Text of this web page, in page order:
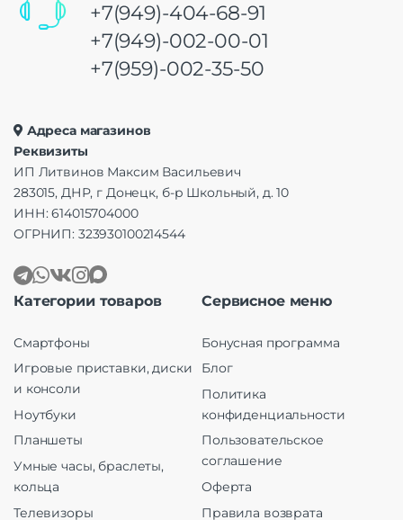
+7(949)-404-68-91
+7(949)-002-00-01
+7(959)-002-35-50
Адреса магазинов
Реквизиты
ИП Литвинов Максим Васильевич
283015, ДНР, г Донецк, б-р Школьный, д. 10
ИНН: 614015704000
ОГРНИП: 323930100214544
Категории товаров
Смартфоны
Игровые приставки, диски
и консоли
Ноутбуки
Планшеты
Умные часы, браслеты,
кольца
Телевизоры
Сервисное меню
Бонусная программа
Блог
Политика
конфиденциальности
Пользовательское
соглашение
Оферта
Правила возврата